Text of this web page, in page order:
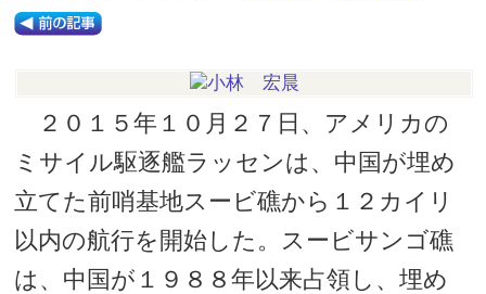
２０１５年１０月２７日、アメリカの
ミサイル駆逐艦ラッセンは、中国が埋め
立てた前哨基地スービ礁から１２カイリ
以内の航行を開始した。スービサンゴ礁
は、中国が１９８８年以来占領し、埋め